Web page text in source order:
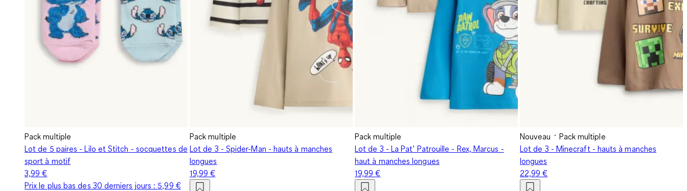
Pack multiple
Lot de 5 paires - Lilo et Stitch - socquettes de
sport à motif
3,99 €
Prix le plus bas des 30 derniers jours : 5,99 €
Pack multiple
Lot de 3 - Spider-Man - hauts à manches
longues
19,99 €
Pack multiple
Lot de 3 - La Pat’ Patrouille - Rex, Marcus -
haut à manches longues
19,99 €
Nouveau
Pack multiple
Lot de 3 - Minecraft - hauts à manches
longues
22,99 €